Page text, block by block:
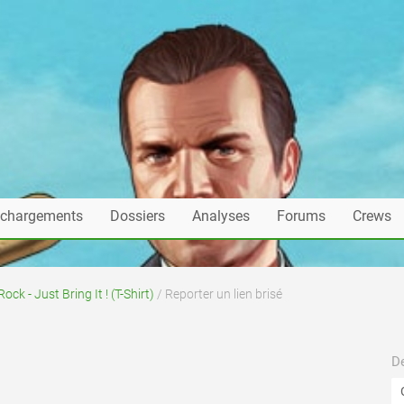
Dossiers Analyses Forums Crews
- Just Bring It ! (T-Shirt) / Reporter un lien brisé